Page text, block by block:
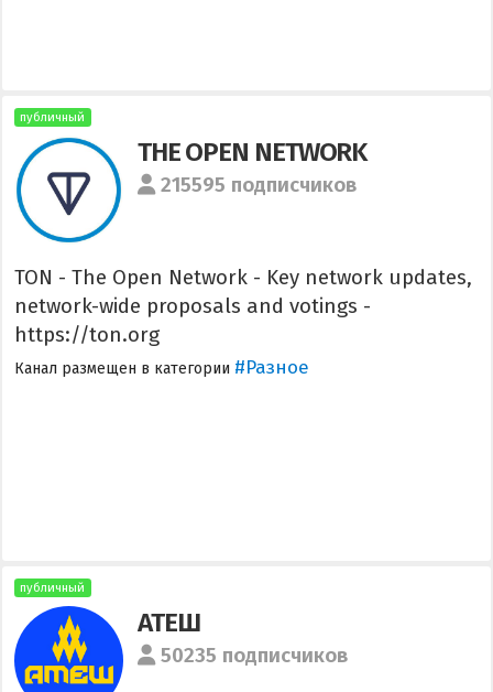
публичный
THE OPEN NETWORK
215595 подписчиков
TON - The Open Network - Key network updates,
network-wide proposals and votings -
https://ton.org
Канал размещен в категории #Разное
публичный
АТЕШ
50235 подписчиков